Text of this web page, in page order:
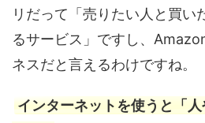
リだって「売りたい人と買い
るサービス」ですし、
ネスだと言えるわけですね。
インターネットを使うと「